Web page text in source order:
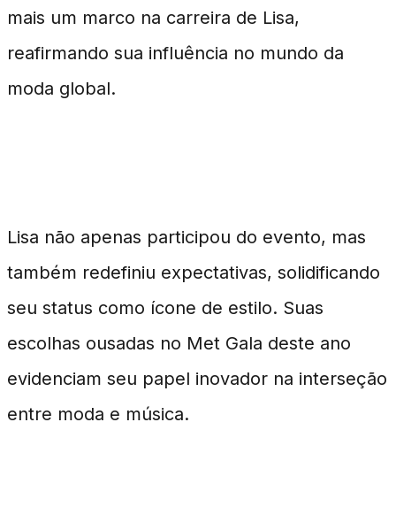
mais um marco na carreira de Lisa,
reafirmando sua influência no mundo da
moda global.
Lisa não apenas participou do evento, mas
também redefiniu expectativas, solidificando
seu status como ícone de estilo. Suas
escolhas ousadas no Met Gala deste ano
evidenciam seu papel inovador na interseção
entre moda e música.